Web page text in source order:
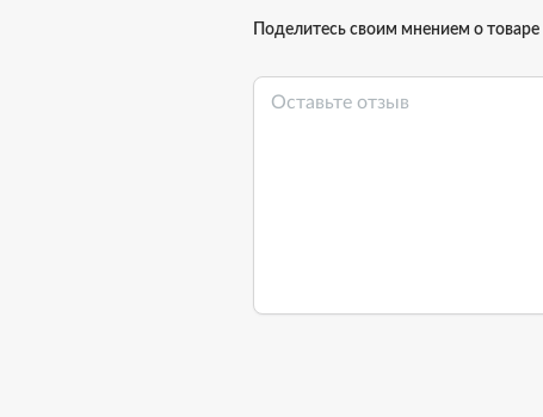
Поделитесь своим мнением о товаре